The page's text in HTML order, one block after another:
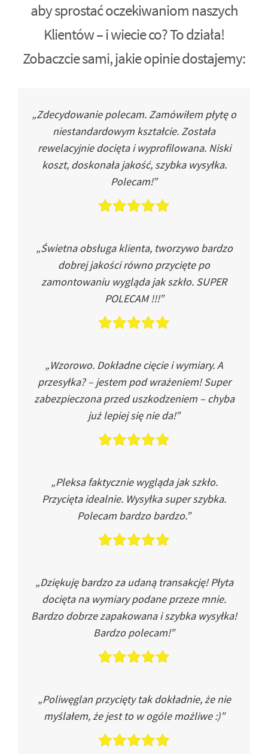
aby sprostać oczekiwaniom naszych
Klientów – i wiecie co? To działa!
Zobaczcie sami, jakie opinie dostajemy:
„Zdecydowanie polecam. Zamówiłem płytę o
niestandardowym kształcie. Została
rewelacyjnie docięta i wyprofilowana. Niski
koszt, doskonała jakość, szybka wysyłka.
Polecam!”
„Świetna obsługa klienta, tworzywo bardzo
dobrej jakości równo przycięte po
zamontowaniu wygląda jak szkło. SUPER
POLECAM !!!”
„Wzorowo. Dokładne cięcie i wymiary. A
przesyłka? – jestem pod wrażeniem! Super
zabezpieczona przed uszkodzeniem – chyba
już lepiej się nie da!”
„Pleksa faktycznie wygląda jak szkło.
Przycięta idealnie. Wysyłka super szybka.
Polecam bardzo bardzo.”
„Dziękuję bardzo za udaną transakcję! Płyta
docięta na wymiary podane przeze mnie.
Bardzo dobrze zapakowana i szybka wysyłka!
Bardzo polecam!”
„Poliwęglan przycięty tak dokładnie, że nie
myślałem, że jest to w ogóle możliwe :)”